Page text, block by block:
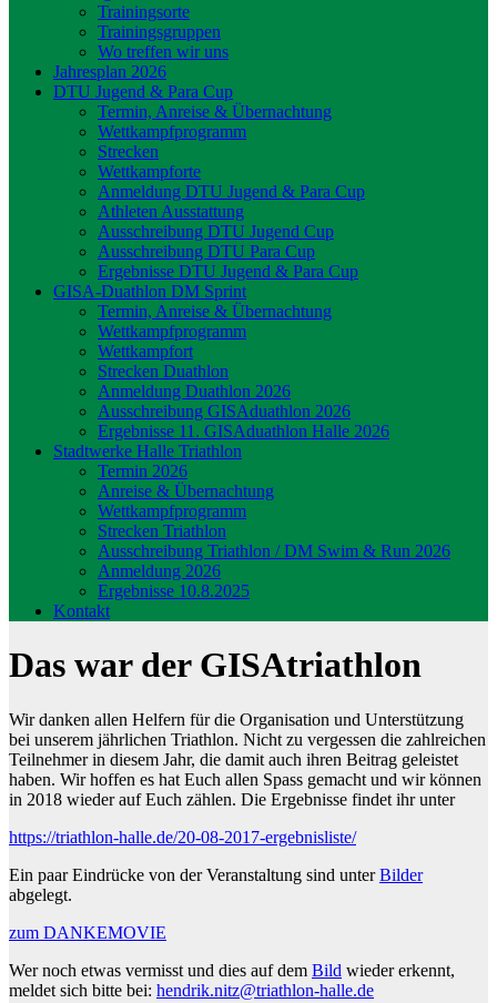
Trainingsorte
Trainingsgruppen
Wo treffen wir uns
Jahresplan 2026
DTU Jugend & Para Cup
Termin, Anreise & Übernachtung
Wettkampfprogramm
Strecken
Wettkampforte
Anmeldung DTU Jugend & Para Cup
Athleten Ausstattung
Ausschreibung DTU Jugend Cup
Ausschreibung DTU Para Cup
Ergebnisse DTU Jugend & Para Cup
GISA-Duathlon DM Sprint
Termin, Anreise & Übernachtung
Wettkampfprogramm
Wettkampfort
Strecken Duathlon
Anmeldung Duathlon 2026
Ausschreibung GISAduathlon 2026
Ergebnisse 11. GISAduathlon Halle 2026
Stadtwerke Halle Triathlon
Termin 2026
Anreise & Übernachtung
Wettkampfprogramm
Strecken Triathlon
Ausschreibung Triathlon / DM Swim & Run 2026
Anmeldung 2026
Ergebnisse 10.8.2025
Kontakt
Das war der GISAtriathlon
Wir danken allen Helfern für die Organisation und Unterstützung
bei unserem jährlichen Triathlon. Nicht zu vergessen die zahlreichen
Teilnehmer in diesem Jahr, die damit auch ihren Beitrag geleistet
haben. Wir hoffen es hat Euch allen Spass gemacht und wir können
in 2018 wieder auf Euch zählen. Die Ergebnisse findet ihr unter
https://triathlon-halle.de/20-08-2017-ergebnisliste/
Ein paar Eindrücke von der Veranstaltung sind unterBilder
abgelegt.
zum DANKEMOVIE
Wer noch etwas vermisst und dies auf dem Bild wieder erkennt,
meldet sich bitte bei: hendrik.nitz@triathlon-halle.de